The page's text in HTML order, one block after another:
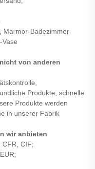
Marmor-Badezimmer-
von anderen
Produkte, schnelle
Produkte werden
in unserer Fabrik
wir anbieten
CFR, CIF;